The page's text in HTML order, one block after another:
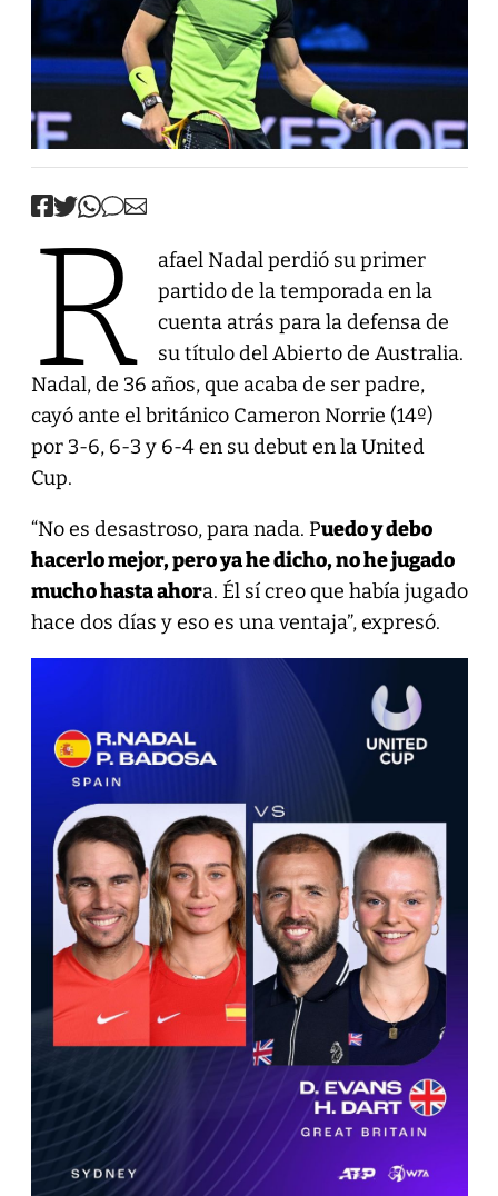
R
afael Nadal perdió su primer
partido de la temporada en la
cuenta atrás para la defensa de
su título del Abierto de Australia.
Nadal, de 36 años, que acaba de ser padre,
cayó ante el británico Cameron Norrie (14º)
por 3-6, 6-3 y 6-4 en su debut en la United
Cup.
“No es desastroso, para nada. Puedo y debo
hacerlo mejor, pero ya he dicho, no he jugado
mucho hasta ahora. Él sí creo que había jugado
hace dos días y eso es una ventaja”, expresó.